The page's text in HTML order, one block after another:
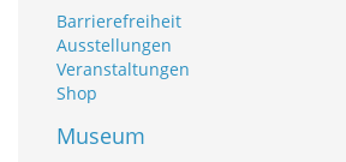
Barrierefreiheit
Ausstellungen
Veranstaltungen
Shop
Museum